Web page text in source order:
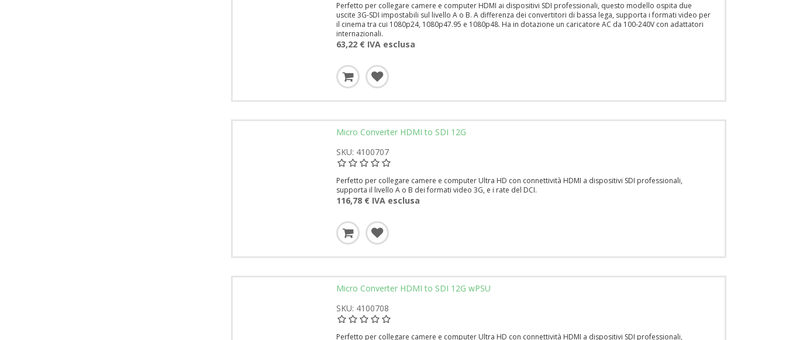
Perfetto per collegare camere e computer HDMI ai dispositivi SDI professionali, questo modello ospita due
uscite 3G-SDI impostabili sul livello A o B. A differenza dei convertitori di bassa lega, supporta i formati video per
il cinema tra cui 1080p24, 1080p47.95 e 1080p48. Ha in dotazione un caricatore AC da 100-240V con adattatori
internazionali.
63,22 € IVA esclusa
Micro Converter HDMI to SDI 12G
SKU: 4100707
Perfetto per collegare camere e computer Ultra HD con connettività HDMI a dispositivi SDI professionali,
supporta il livello A o B dei formati video 3G, e i rate del DCI.
116,78 € IVA esclusa
Micro Converter HDMI to SDI 12G wPSU
SKU: 4100708
Perfetto per collegare camere e computer Ultra HD con connettività HDMI a dispositivi SDI professionali,